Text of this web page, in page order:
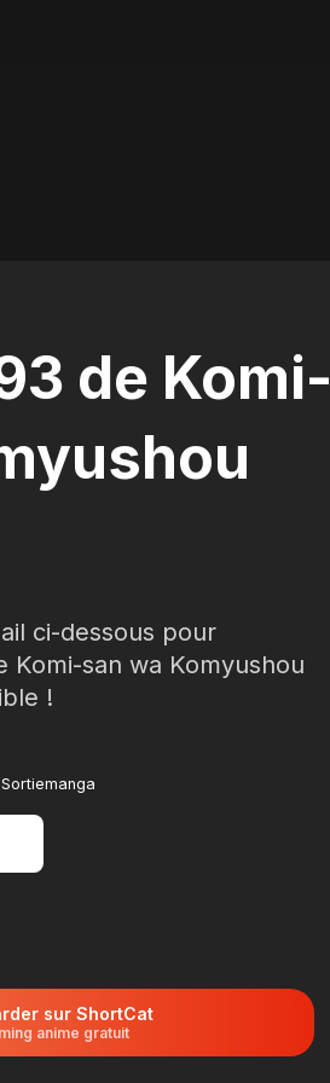
de Komi-
ci-dessous pour
san wa Komyushou
!
sur ShortCat
anime gratuit